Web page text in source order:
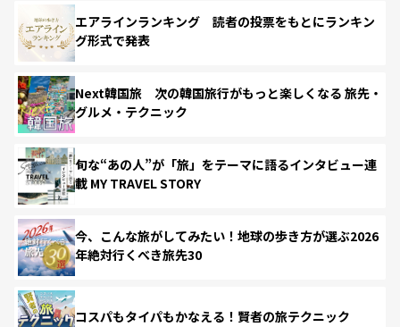
エアラインランキング 読者の投票をもとにランキン
グ形式で発表
Next韓国旅 次の韓国旅行がもっと楽しくなる 旅先・
グルメ・テクニック
旬な“あの人”が「旅」をテーマに語るインタビュー連
載 MY TRAVEL STORY
今、こんな旅がしてみたい！地球の歩き方が選ぶ2026
年絶対行くべき旅先30
コスパもタイパもかなえる！賢者の旅テクニック